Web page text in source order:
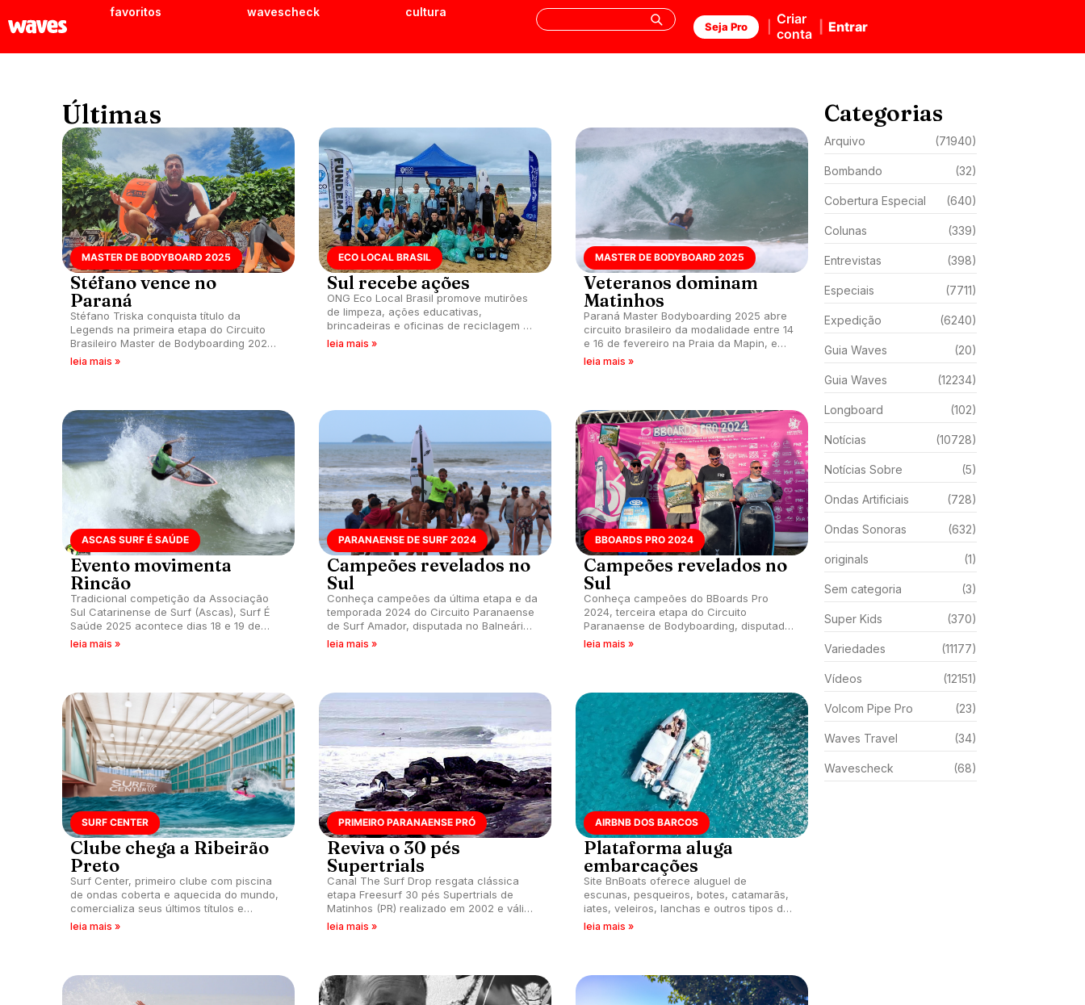
favoritos wavescheck cultura
Seja Pro
Criar
conta
Entrar
Últimas
MASTER DE BODYBOARD 2025
Stéfano vence no
Paraná
Stéfano Triska conquista título da
Legends na primeira etapa do Circuito
Brasileiro Master de Bodyboarding 2025,
realizada na Praia Brava de Caiobá,
leia mais »
ECO LOCAL BRASIL
Sul recebe ações
ONG Eco Local Brasil promove mutirões
de limpeza, ações educativas,
brincadeiras e oficinas de reciclagem do
Projeto de Verão Praia Limpa no Paraná
leia mais »
MASTER DE BODYBOARD 2025
Veteranos dominam
Matinhos
Paraná Master Bodyboarding 2025 abre
circuito brasileiro da modalidade entre 14
e 16 de fevereiro na Praia da Mapin, em
Caiobá, Matinhos (PR).
leia mais »
ASCAS SURF É SAÚDE
Evento movimenta
Rincão
Tradicional competição da Associação
Sul Catarinense de Surf (Ascas), Surf É
Saúde 2025 acontece dias 18 e 19 de
janeiro na Beira Mar, Balneário Rincão
leia mais »
PARANAENSE DE SURF 2024
Campeões revelados no
Sul
Conheça campeões da última etapa e da
temporada 2024 do Circuito Paranaense
de Surf Amador, disputada no Balneário
de Ipanema, Pontal do Paraná (PR).
leia mais »
BBOARDS PRO 2024
Campeões revelados no
Sul
Conheça campeões do BBoards Pro
2024, terceira etapa do Circuito
Paranaense de Bodyboarding, disputada
na Praia de Fora, Nova Brasília, Ilha do
leia mais »
SURF CENTER
Clube chega a Ribeirão
Preto
Surf Center, primeiro clube com piscina
de ondas coberta e aquecida do mundo,
comercializa seus últimos títulos e
anuncia pré-lançamento da segunda
leia mais »
PRIMEIRO PARANAENSE PRÓ
Reviva o 30 pés
Supertrials
Canal The Surf Drop resgata clássica
etapa Freesurf 30 pés Supertrials de
Matinhos (PR) realizado em 2002 e válida
pelo primeiro circuito paranaense
leia mais »
AIRBNB DOS BARCOS
Plataforma aluga
embarcações
Site BnBoats oferece aluguel de
escunas, pesqueiros, botes, catamarãs,
iates, veleiros, lanchas e outros tipos de
embarcações para curtir litoral do Brasil
leia mais »
Categorias
Arquivo (71940)
Bombando (32)
Cobertura Especial (640)
Colunas (339)
Entrevistas (398)
Especiais (7711)
Expedição (6240)
Guia Waves (20)
Guia Waves (12234)
Longboard (102)
Notícias (10728)
Notícias Sobre (5)
Ondas Artificiais (728)
Ondas Sonoras (632)
originals (1)
Sem categoria (3)
Super Kids (370)
Variedades (11177)
Vídeos (12151)
Volcom Pipe Pro (23)
Waves Travel (34)
Wavescheck (68)